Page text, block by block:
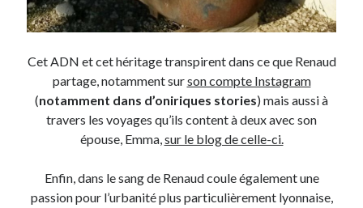
Photos
Post inutile
Sons
Sorties cuculturelles
Tavukoi
Vidéos
Cet ADN et cet héritage transpirent dans ce que Renaud
partage, notamment surson compte Instagram
(notamment dans d’oniriques stories) mais aussi à
travers les voyages qu’ils content à deux avec son
épouse, Emma,sur le blog de celle-ci.
Enfin, dans le sang de Renaud coule également une
passion pour l’urbanité plus particulièrement lyonnaise,